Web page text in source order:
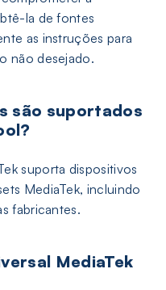
la de fontes
as instruções para
não desejado.
são suportados
suporta dispositivos
MediaTek, incluindo
fabricantes.
MediaTek